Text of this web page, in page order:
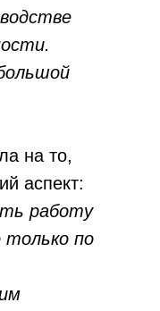
на то,
аспект:
работу
только по